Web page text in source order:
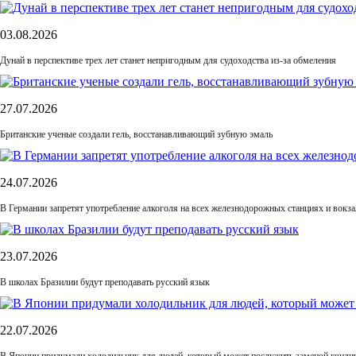
03.08.2026
Дунай в перспективе трех лет станет непригодным для судоходства из-за обмеления
27.07.2026
Британские ученые создали гель, восстанавливающий зубную эмаль
24.07.2026
В Германии запретят употребление алкоголя на всех железнодорожных станциях и
23.07.2026
В школах Бразилии будут преподавать русский язык
22.07.2026